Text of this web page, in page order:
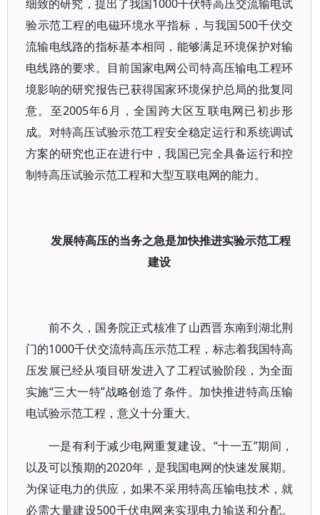
细致的研究，提出了我国1000千伏特高压交流输电试
验示范工程的电磁环境水平指标，与我国500千伏交
流输电线路的指标基本相同，能够满足环境保护对输
电线路的要求。目前国家电网公司特高压输电工程环
境影响的研究报告已获得国家环境保护总局的批复同
意。至2005年6月，全国跨大区互联电网已初步形
成。对特高压试验示范工程安全稳定运行和系统调试
方案的研究也正在进行中，我国已完全具备运行和控
制特高压试验示范工程和大型互联电网的能力。
发展特高压的当务之急是加快推进实验示范工程
建设
前不久，国务院正式核准了山西晋东南到湖北荆
门的1000千伏交流特高压示范工程，标志着我国特高
压发展已经从项目研发进入了工程试验阶段，为全面
实施“三大一特”战略创造了条件。加快推进特高压输
电试验示范工程，意义十分重大。
一是有利于减少电网重复建设。“十一五”期间，
以及可以预期的2020年，是我国电网的快速发展期。
为保证电力的供应，如果不采用特高压输电技术，就
必需大量建设500千伏电网来实现电力输送和分配。